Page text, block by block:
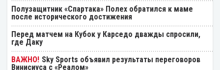
Полузащитник «Спартака» Полех обратился к маме
после исторического достижения
Перед матчем на Кубок у Карседо дважды спросили,
где Даку
Sky Sports объявил результаты переговоров
Винисиуса с «Реалом»